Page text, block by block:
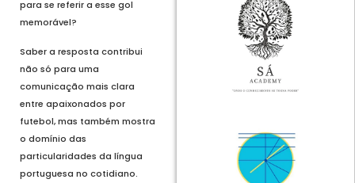
para se referir a esse gol
memorável?
Saber a resposta contribui
não só para uma
comunicação mais clara
entre apaixonados por
futebol, mas também mostra
o domínio das
particularidades da língua
portuguesa no cotidiano.